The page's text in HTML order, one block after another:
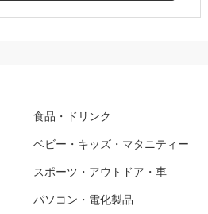
食品・ドリンク
ベビー・キッズ・マタニティー
スポーツ・アウトドア・車
パソコン・電化製品